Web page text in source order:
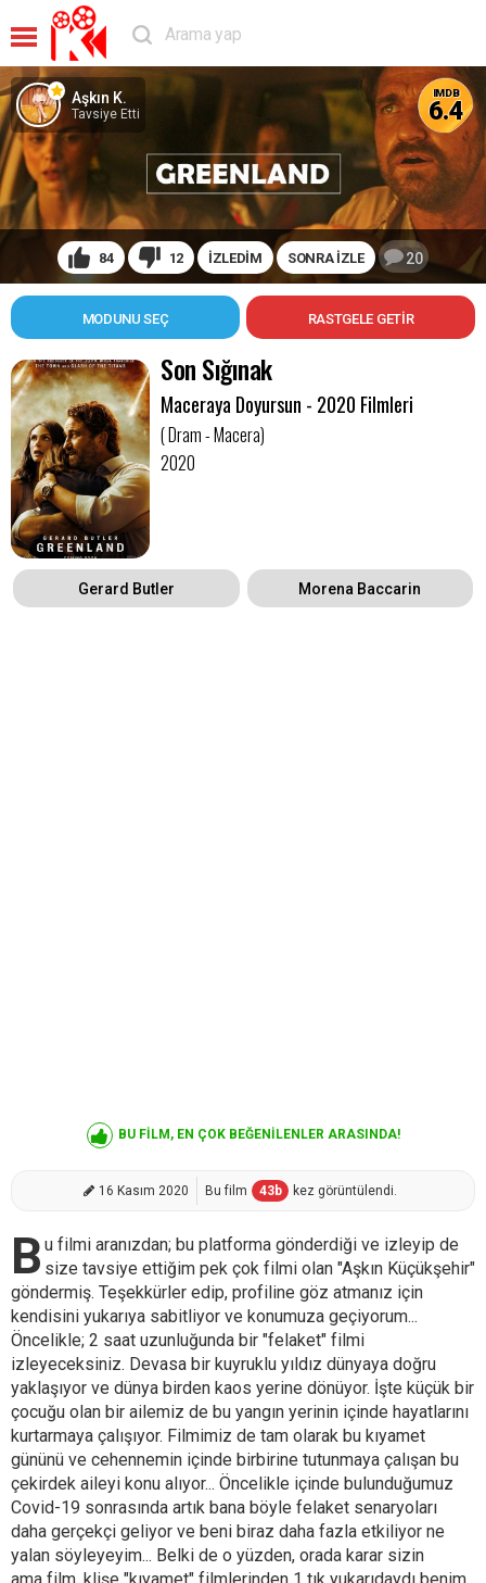
84 12 İZLEDİM SONRA İZLE 20
Aşkın K.
Tavsiye Etti
MODUNU SEÇ
IMDB
6.4
Son Sığınak
Maceraya Doyursun - 2020 Filmleri
( Dram - Macera)
2020
Gerard Butler Morena Baccarin
BU FİLM, EN ÇOK BEĞENİLENLER ARASINDA!
16 Kasım 2020 Bu film 43b kez görüntülendi.
B u filmi aranızdan; bu platforma gönderdiği ve izleyip de
size tavsiye ettiğim pek çok filmi olan "Aşkın Küçükşehir"
göndermiş. Teşekkürler edip, profiline göz atmanız için
kendisini yukarıya sabitliyor ve konumuza geçiyorum...
Öncelikle; 2 saat uzunluğunda bir "felaket" filmi
izleyeceksiniz. Devasa bir kuyruklu yıldız dünyaya doğru
yaklaşıyor ve dünya birden kaos yerine dönüyor. İşte küçük bir
çocuğu olan bir ailemiz de bu yangın yerinin içinde hayatlarını
kurtarmaya çalışıyor. Filmimiz de tam olarak bu kıyamet
gününü ve cehennemin içinde birbirine tutunmaya çalışan bu
çekirdek aileyi konu alıyor... Öncelikle içinde bulunduğumuz
Covid-19 sonrasında artık bana böyle felaket senaryoları
daha gerçekçi geliyor ve beni biraz daha fazla etkiliyor ne
yalan söyleyeyim... Belki de o yüzden, orada karar sizin